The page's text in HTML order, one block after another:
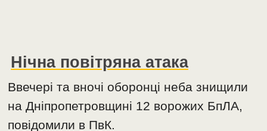
Нічна повітряна атака
Ввечері та вночі оборонці неба знищили
на Дніпропетровщині 12 ворожих БпЛА,
повідомили в ПвК.